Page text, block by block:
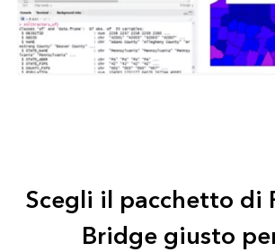
Scegli il pacchetto di
Bridge giusto